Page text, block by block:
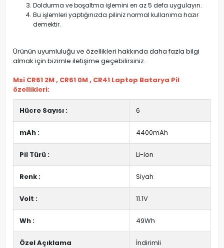
Doldurma ve boşaltma işlemini en az 5 defa uygulayın.
Bu işlemleri yaptığınızda piliniz normal kullanıma hazır
demektir.
Ürünün uyumluluğu ve özellikleri hakkında daha fazla bilgi
almak için bizimle iletişime geçebilirsiniz.
Msi CR61 2M , CR61 0M , CR41 Laptop Batarya Pil
özellikleri:
Hücre Sayısı : 6
mAh : 4400mAh
Pil Türü : Li-Ion
Renk : Siyah
Volt : 11.1V
Wh : 49Wh
Özel Açıklama İndirimli